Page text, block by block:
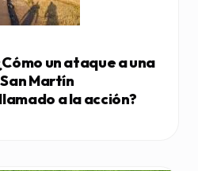
un ataque a una
Martín
a la acción?